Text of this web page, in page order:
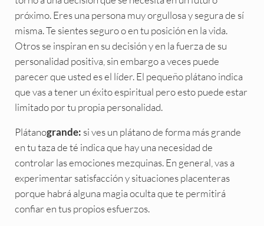
próximo. Eres una persona muy orgullosa y segura de sí
misma. Te sientes seguro o en tu posición en la vida.
Otros se inspiran en su decisión y en la fuerza de su
personalidad positiva, sin embargo a veces puede
parecer que usted es el líder. El pequeño plátano indica
que vas a tener un éxito espiritual pero esto puede estar
limitado por tu propia personalidad.
Plátanogrande: si ves un plátano de forma más grande
en tu taza de té indica que hay una necesidad de
controlar las emociones mezquinas. En general, vas a
experimentar satisfacción y situaciones placenteras
porque habrá alguna magia oculta que te permitirá
confiar en tus propios esfuerzos.